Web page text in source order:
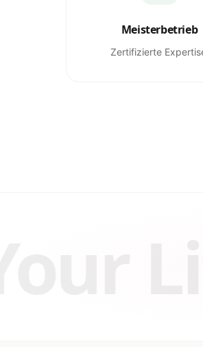
Meisterbetrieb
Zertifizierte